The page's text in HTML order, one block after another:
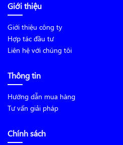
Giới thiệu
Giới thiệu công ty
Hợp tác đầu tư
Liên hệ với chúng tôi
Thông tin
Hướng dẫn mua hàng
Tư vấn giải pháp
Chính sách